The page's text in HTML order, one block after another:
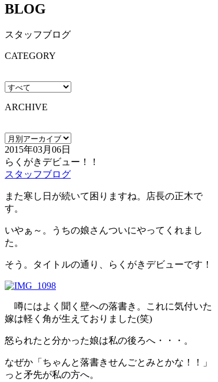
BLOG
スタッフブログ
CATEGORY
ARCHIVE
2015年03月06日
らくがきデビュー！！
スタッフブログ
また寒し日が続いて困りますね。店長の正木で
す。
いやぁ～。うちの娘さんついにやってくれまし
た。
そう。タイトルの通り、らくがきデビューです！
噂にはよく聞く壁への落書き。これに気付いた
嫁は軽く角が生えておりました(笑)
怒られたと分かった娘は私の後ろへ・・・。
なぜか「ちゃんと落書きせんごとみとかな！！」
っと矛先が私の方へ。